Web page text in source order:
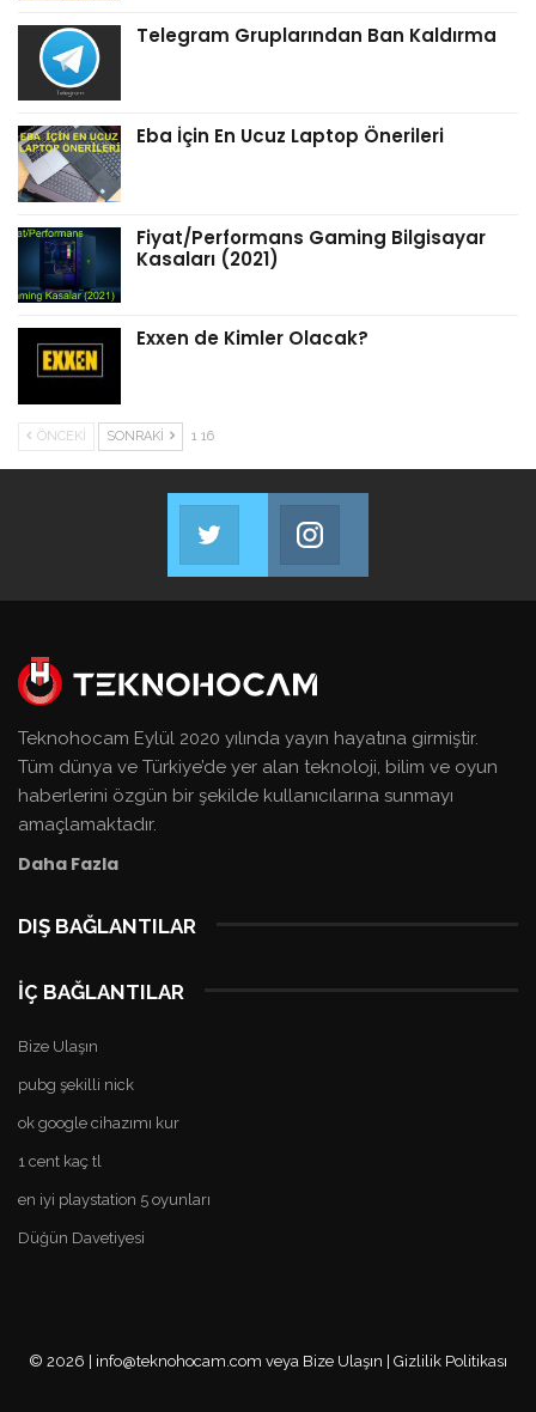
Telegram Gruplarından Ban Kaldırma
Eba İçin En Ucuz Laptop Önerileri
Fiyat/Performans Gaming Bilgisayar
Kasaları (2021)
Exxen de Kimler Olacak?
ÖNCEKI SONRAKI 1 16
Twitter
Bizi Takip Et!
Teknohocam Eylül 2020 yılında yayın hayatına girmiştir.
Tüm dünya ve Türkiye’de yer alan teknoloji, bilim ve oyun
haberlerini özgün bir şekilde kullanıcılarına sunmayı
amaçlamaktadır.
Daha Fazla
DIŞ BAĞLANTILAR
deneme
bonusu
deneme
siteler
deneme
veren
İÇ BAĞLANTILAR
Bize Ulaşın
pubg şekilli nick
ok google cihazımı kur
1 cent kaç tl
en iyi playstation 5 oyunları
Düğün Davetiyesi
© 2026 | info@teknohocam.com veya Bize Ulaşın | Gizlilik Politikası